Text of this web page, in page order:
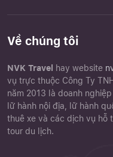
Về chúng tôi
NVK Travel hay website
vụ trực thuộc Công Ty
năm 2013 là doanh
lữ hành nội địa, lữ hành
thuê xe và các dịch vụ hỗ
tour du lịch.